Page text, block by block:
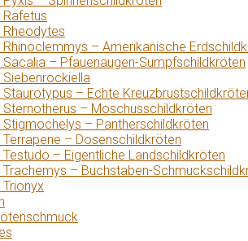
Rafetus
Rheodytes
Rhinoclemmys – Amerikanische
Sacalia – Pfauenaugen-Sumpfschildkröten
Siebenrockiella
Staurotypus – Echte
Sternotherus – Moschusschildkröten
Stigmochelys – Pantherschildkröten
Terrapene – Dosenschildkröten
Testudo – Eigentliche Landschildkröten
Trachemys – Buchstaben-
Trionyx